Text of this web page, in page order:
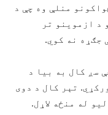
منلې وه چې د
د ازموینو تر
جګړه نه کوي.
سږ کال به بیا د
تېر کال د دوی
له منځه لاړل.